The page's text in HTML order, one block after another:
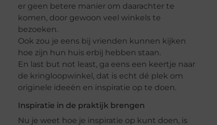
er geen betere manier om daarachter te
komen, door gewoon veel winkels te
bezoeken.
Ook zou je eens bij vrienden kunnen kijken
hoe zijn hun huis erbij hebben staan.
En last but not least, ga eens een keertje naar
de kringloopwinkel, dat is echt dé plek om
originele ideeën en inspiratie op te doen.
Inspiratie in de praktijk brengen
Nu je weet hoe je inspiratie op kunt doen, is